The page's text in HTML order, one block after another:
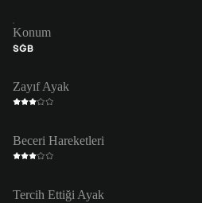
Konum
SĞB
Zayıf Ayak
Beceri Hareketleri
Tercih Ettiği Ayak